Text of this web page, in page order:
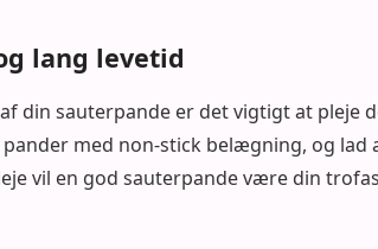
lang levetid
din sauterpande er det vigtigt at pleje
med non-stick belægning, og lad
vil en god sauterpande være din